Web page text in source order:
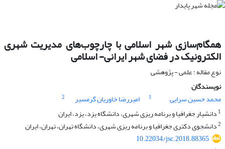
همگام‌سازی شهر اسلامی با چارچوب‌های مدیریت شهری
الکترونیک در فضای شهر ایرانی- اسلامی
نوع مقاله : علمی - پژوهشی
نویسندگان
محمد حسین سرایی
1 امیررضا خاوریان گرمسیر
2
1 دانشیار جغرافیا و برنامه ریزی شهری، دانشگاه یزد، یزد، ایران
2دانشجوی دکتری جغرافیا و برنامه ریزی شهری، دانشگاه تهران، تهران، ایران
10.22034/jsc.2018.88365